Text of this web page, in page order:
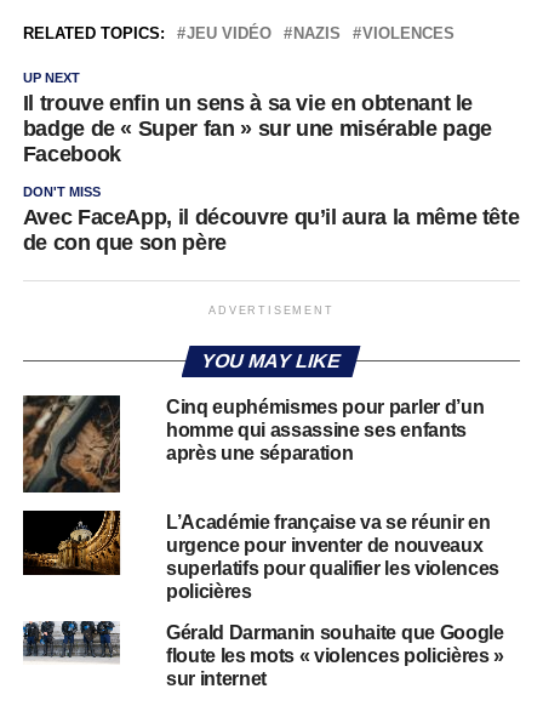
RELATED TOPICS: JEU VIDÉO NAZIS VIOLENCES
UP NEXT
Il trouve enfin un sens à sa vie en obtenant le
badge de « Super fan » sur une misérable page
Facebook
DON'T MISS
Avec FaceApp, il découvre qu’il aura la même tête
de con que son père
ADVERTISEMENT
YOU MAY LIKE
Cinq euphémismes pour parler d’un
homme qui assassine ses enfants
après une séparation
L’Académie française va se réunir en
urgence pour inventer de nouveaux
superlatifs pour qualifier les violences
policières
Gérald Darmanin souhaite que Google
floute les mots « violences policières »
sur internet